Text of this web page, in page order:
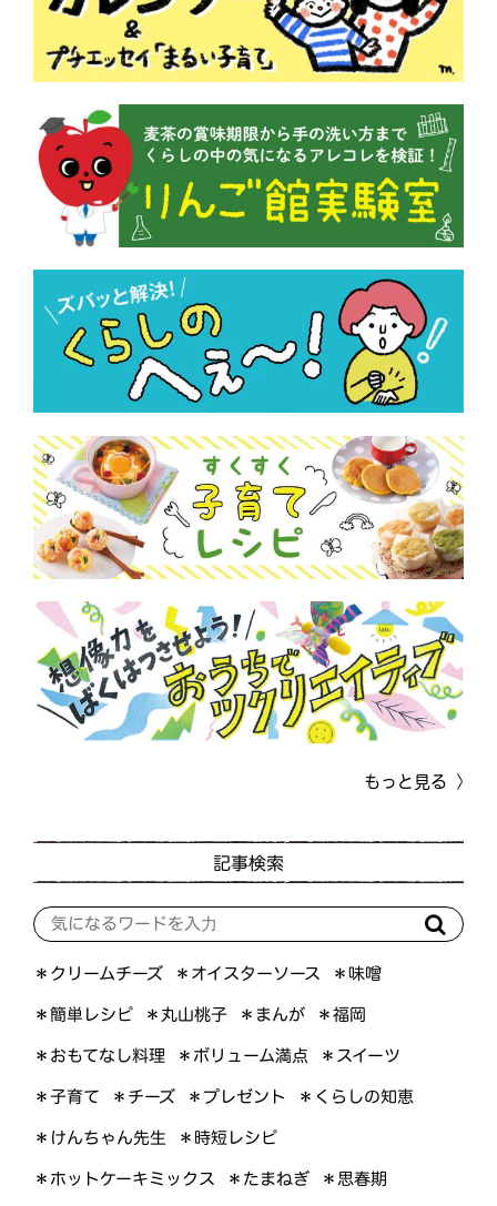
もっと見る
記事検索
＊クリームチーズ ＊オイスターソース ＊味噌
＊簡単レシピ ＊丸山桃子 ＊まんが ＊福岡
＊おもてなし料理 ＊ボリューム満点 ＊スイーツ
＊子育て ＊チーズ ＊プレゼント ＊くらしの知恵
＊けんちゃん先生 ＊時短レシピ
＊ホットケーキミックス ＊たまねぎ ＊思春期